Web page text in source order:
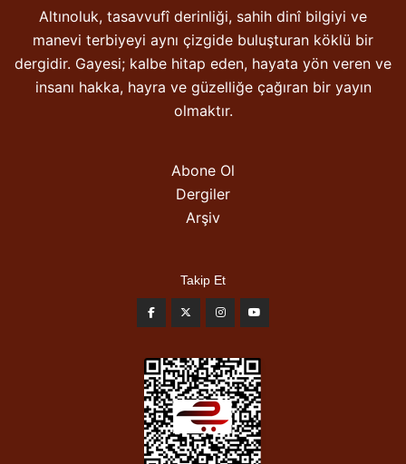
Altınoluk, tasavvufî derinliği, sahih dinî bilgiyi ve
manevi terbiyeyi aynı çizgide buluşturan köklü bir
dergidir. Gayesi; kalbe hitap eden, hayata yön veren ve
insanı hakka, hayra ve güzelliğe çağıran bir yayın
olmaktır.
Abone Ol
Dergiler
Arşiv
Takip Et